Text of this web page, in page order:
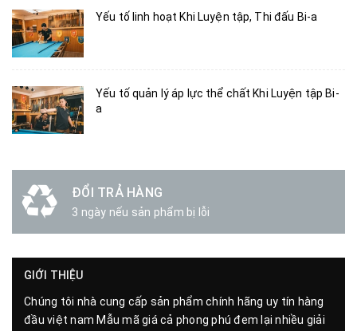
Yếu tố linh hoạt Khi Luyện tập, Thi đấu Bi-a
Yếu tố quản lý áp lực thể chất Khi Luyện tập Bi-
a
ĐỔI TRẢ HÀNG
3 ngày nếu sản phẩm bị lỗi
GIỚI THIỆU
Chúng tôi nhà cung cấp sản phẩm chính hãng uy tín hàng
đầu việt nam Mẫu mã giá cả phong phú đem lại nhiều giải